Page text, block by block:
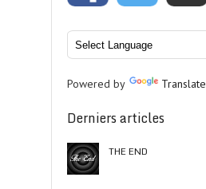
Powered by Translate
Derniers articles
THE END